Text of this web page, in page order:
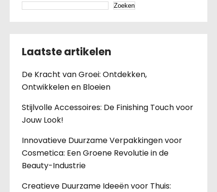
Zoeken
Laatste artikelen
De Kracht van Groei: Ontdekken,
Ontwikkelen en Bloeien
Stijlvolle Accessoires: De Finishing Touch voor
Jouw Look!
Innovatieve Duurzame Verpakkingen voor
Cosmetica: Een Groene Revolutie in de
Beauty-Industrie
Creatieve Duurzame Ideeën voor Thuis: